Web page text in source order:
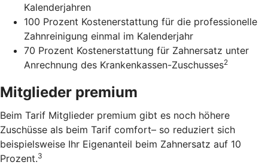
Kalenderjahren
100 Prozent Kostenerstattung für die professionelle
Zahnreinigung einmal im Kalenderjahr
70 Prozent Kostenerstattung für Zahnersatz unter
Anrechnung des Krankenkassen-Zuschusses2
Mitglieder premium
Beim Tarif Mitglieder premium gibt es noch höhere
Zuschüsse als beim Tarif comfort– so reduziert sich
beispielsweise Ihr Eigenanteil beim Zahnersatz auf 10
Prozent.3